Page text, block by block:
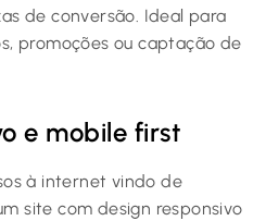
de conversão. Ideal para
promoções ou captação de
e mobile first
à internet vindo de
site com design responsivo